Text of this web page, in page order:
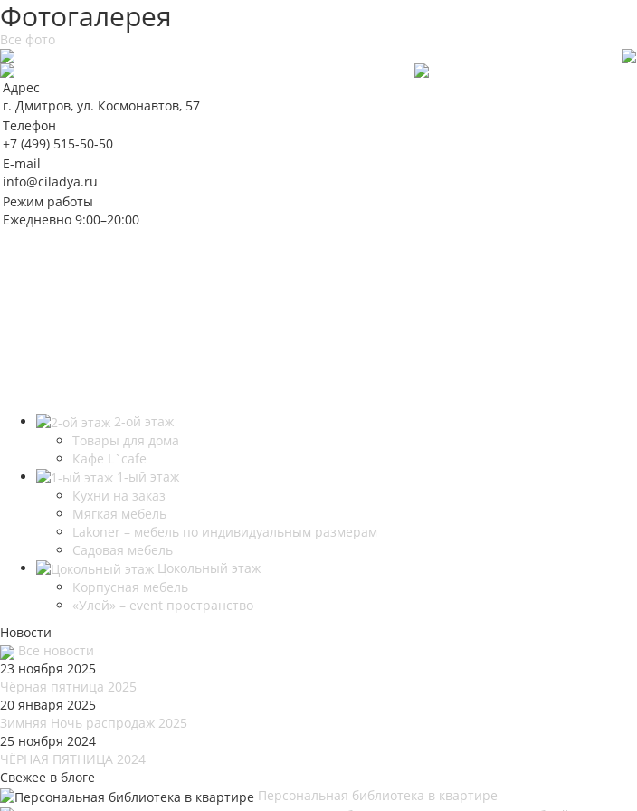
Фотогалерея
Все фото
Адрес
г. Дмитров, ул. Космонавтов, 57
Телефон
+7 (499) 515-50-50
E-mail
info@ciladya.ru
Режим работы
Ежедневно 9:00–20:00
2-ой этаж
Товары для дома
Кафе L`cafe
1-ый этаж
Кухни на заказ
Мягкая мебель
Lakoner – мебель по индивидуальным размерам
Садовая мебель
Цокольный этаж
Корпусная мебель
«Улей» – event пространство
Новости
Все новости
23 ноября 2025
Чёрная пятница 2025
20 января 2025
Зимняя Ночь распродаж 2025
25 ноября 2024
ЧЁРНАЯ ПЯТНИЦА 2024
Свежее в блоге
Персональная библиотека в квартире